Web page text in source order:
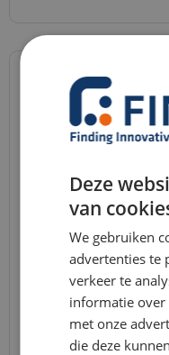
Deze
van
We gebruiken
advertenties te
verkeer te
informatie over
met onze
die deze